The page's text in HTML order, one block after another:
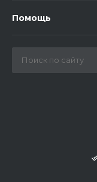
Помощь